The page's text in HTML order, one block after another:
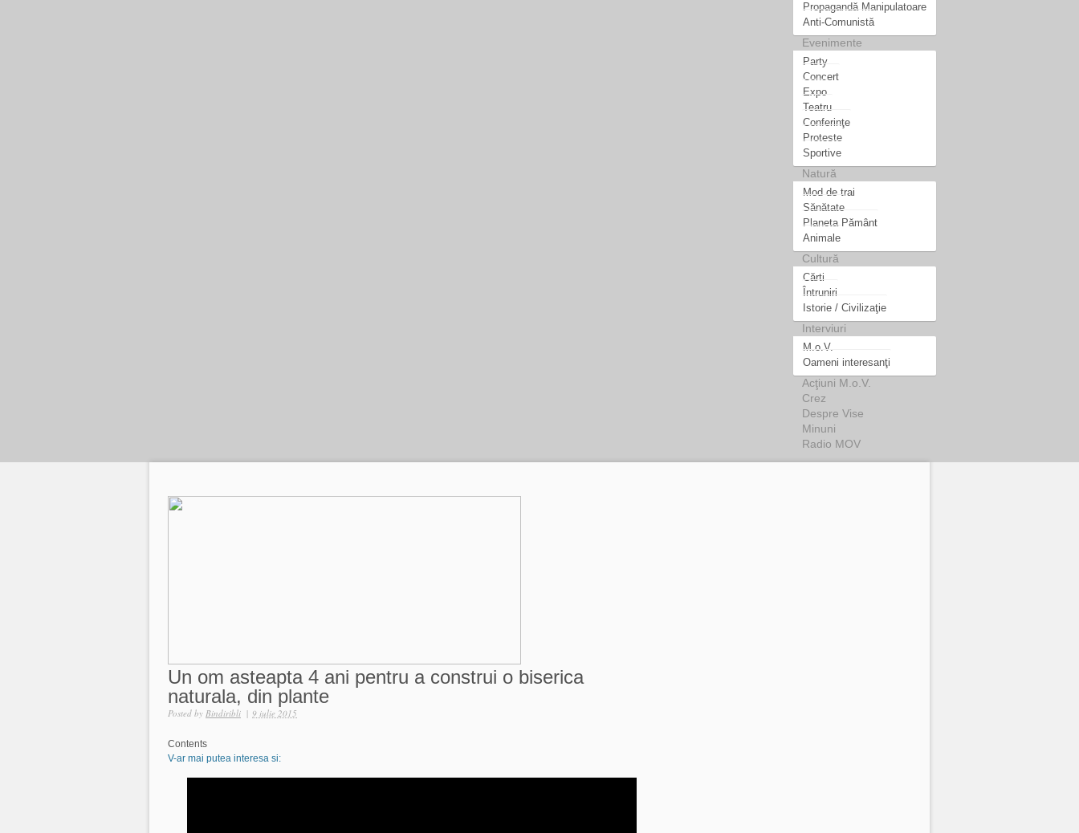
Propagandă Manipulatoare
Anti-Comunistă
Evenimente
Party
Concert
Expo
Teatru
Conferinţe
Proteste
Sportive
Natură
Mod de trai
Sănătate
Planeta Pământ
Animale
Cultură
Cărti
Întruniri
Istorie / Civilizaţie
Interviuri
M.o.V.
Oameni interesanţi
Acţiuni M.o.V.
Crez
Despre Vise
Minuni
Radio MOV
Un om asteapta 4 ani pentru a construi o biserica
naturala, din plante
Posted by Bindiribli | 9 iulie 2015
Contents
V-ar mai putea interesa si: